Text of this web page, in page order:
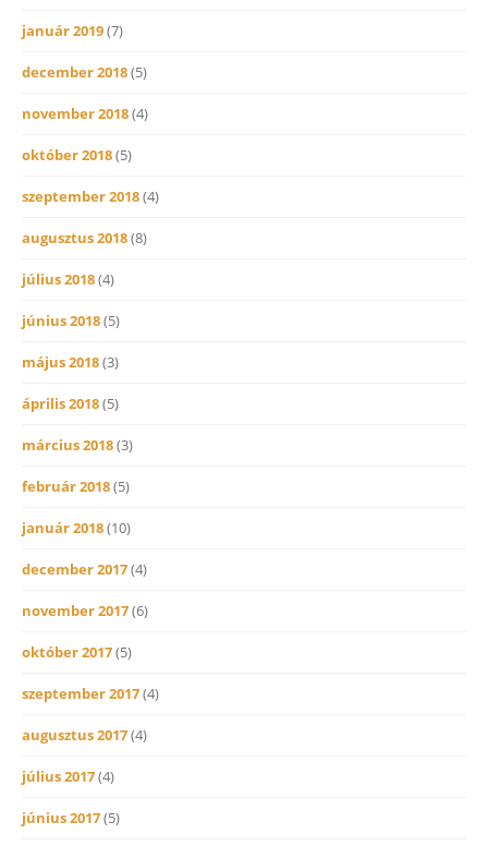
január 2019(7)
december 2018(5)
november 2018(4)
október 2018(5)
szeptember 2018(4)
augusztus 2018(8)
július 2018(4)
június 2018(5)
május 2018(3)
április 2018(5)
március 2018(3)
február 2018(5)
január 2018(10)
december 2017(4)
november 2017(6)
október 2017(5)
szeptember 2017(4)
augusztus 2017(4)
július 2017(4)
június 2017(5)